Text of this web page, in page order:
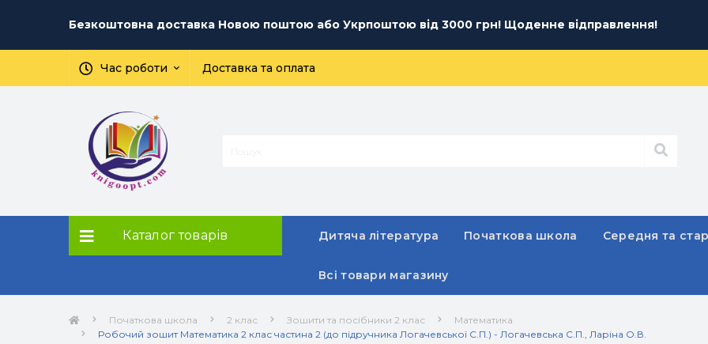
Безкоштовна доставка Новою поштою або Укрпоштою від 3000 грн! Щоденне відправлення!
Час роботи Доставка та оплата
Каталог товарів Дитяча література Початкова школа Середня та
Всі товари магазину
Початкова школа 2 клас Зошити та посібники 2 клас
Математика
Робочий зошит Математика 2 клас частина 2 (до підручника Логачевської С.П.) - Логачевська С.П., Ларіна О.В.